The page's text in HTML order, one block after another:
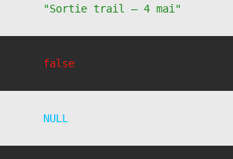
"Sortie trail – 4 mai"
false
NULL